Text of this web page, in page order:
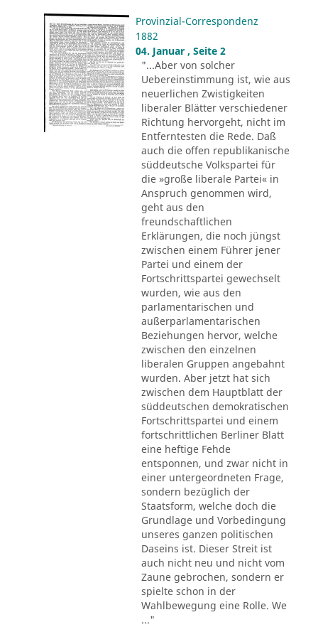
Provinzial-Correspondenz
1882
04. Januar , Seite 2
"...Aber von solcher
Uebereinstimmung ist, wie aus
neuerlichen Zwistigkeiten
liberaler Blätter verschiedener
Richtung hervorgeht, nicht im
Entferntesten die Rede. Daß
auch die offen republikanische
süddeutsche Volkspartei für
die »große liberale Partei« in
Anspruch genommen wird,
geht aus den
freundschaftlichen
Erklärungen, die noch jüngst
zwischen einem Führer jener
Partei und einem der
Fortschrittspartei gewechselt
wurden, wie aus den
parlamentarischen und
außerparlamentarischen
Beziehungen hervor, welche
zwischen den einzelnen
liberalen Gruppen angebahnt
wurden. Aber jetzt hat sich
zwischen dem Hauptblatt der
süddeutschen demokratischen
Fortschrittspartei und einem
fortschrittlichen Berliner Blatt
eine heftige Fehde
entsponnen, und zwar nicht in
einer untergeordneten Frage,
sondern bezüglich der
Staatsform, welche doch die
Grundlage und Vorbedingung
unseres ganzen politischen
Daseins ist. Dieser Streit ist
auch nicht neu und nicht vom
Zaune gebrochen, sondern er
spielte schon in der
Wahlbewegung eine Rolle. We
..."